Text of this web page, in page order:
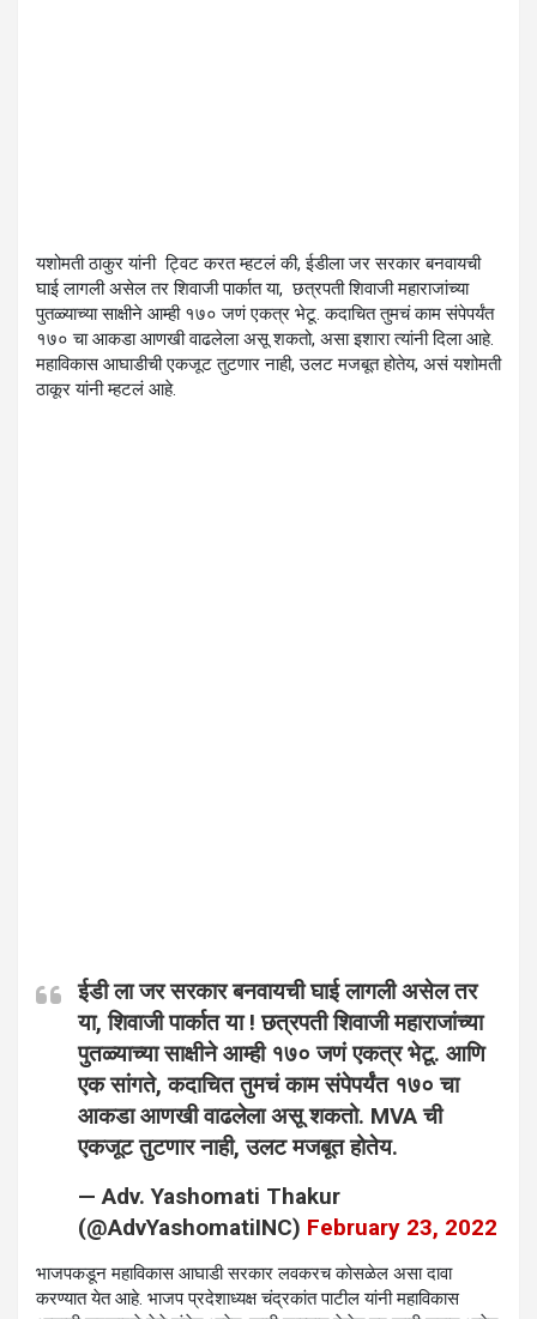
यशोमती ठाकुर यांनी ट्विट करत म्हटलं की, ईडीला जर सरकार बनवायची
घाई लागली असेल तर शिवाजी पार्कात या, छत्रपती शिवाजी महाराजांच्या
पुतळ्याच्या साक्षीने आम्ही १७० जणं एकत्र भेटू. कदाचित तुमचं काम संपेपर्यंत
१७० चा आकडा आणखी वाढलेला असू शकतो, असा इशारा त्यांनी दिला आहे.
महाविकास आघाडीची एकजूट तुटणार नाही, उलट मजबूत होतेय, असं यशोमती
ठाकूर यांनी म्हटलं आहे.
ईडी ला जर सरकार बनवायची घाई लागली असेल तर
या, शिवाजी पार्कात या ! छत्रपती शिवाजी महाराजांच्या
पुतळ्याच्या साक्षीने आम्ही १७० जणं एकत्र भेटू. आणि
एक सांगते, कदाचित तुमचं काम संपेपर्यंत १७० चा
आकडा आणखी वाढलेला असू शकतो. MVA ची
एकजूट तुटणार नाही, उलट मजबूत होतेय.
— Adv. Yashomati Thakur
(@AdvYashomatiINC) February 23, 2022
भाजपकडून महाविकास आघाडी सरकार लवकरच कोसळेल असा दावा
करण्यात येत आहे. भाजप प्रदेशाध्यक्ष चंद्रकांत पाटील यांनी महाविकास